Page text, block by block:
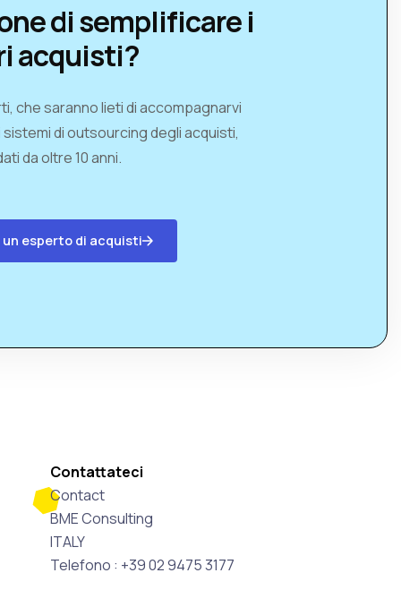
di semplificare i
acquisti?
che saranno lieti di accompagnarvi
di outsourcing degli acquisti,
da oltre 10 anni.
un esperto di acquisti
Contattateci
Contact
BME Consulting
ITALY
Telefono : +39 02 9475 3177